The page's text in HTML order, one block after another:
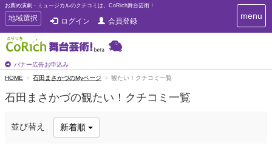
お薦め演劇・ミュージカルのクチコミは、CoRich舞台芸術！
T
o
g
g
e
n
v
a
地域選択 ログイン 会員登録
バナー広告お申込み
T
o
menu
HOME 石田まさかづのMyページ 観たい！クチコミ一覧
石田まさかづの観たい！クチコミ一覧
並び替え 新着順